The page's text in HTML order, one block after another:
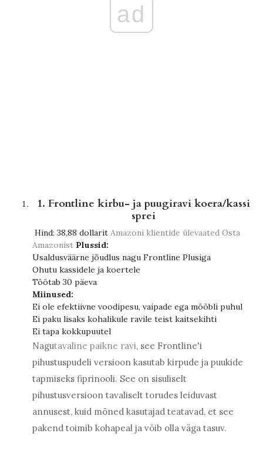
ad
1. Frontline kirbu- ja puugiravi koera/kassi
sprei
Hind: 38,88 dollarit Amazoni klientide ülevaated Osta
Amazonist Plussid:
Usaldusväärne jõudlus nagu Frontline Plusiga
Ohutu kassidele ja koertele
Töötab 30 päeva
Miinused:
Ei ole efektiivne voodipesu, vaipade ega mööbli puhul
Ei paku lisaks kohalikule ravile teist kaitsekihti
Ei tapa kokkupuutel
Nagutavaline paikne ravi, see Frontline'i
pihustuspudeli versioon kasutab kirpude ja puukide
tapmiseks fiprinooli. See on sisuliselt
pihustusversioon tavaliselt torudes leiduvast
annusest, kuid mõned kasutajad teatavad, et see
pakend toimib kohapeal ja võib olla väga tasuv.